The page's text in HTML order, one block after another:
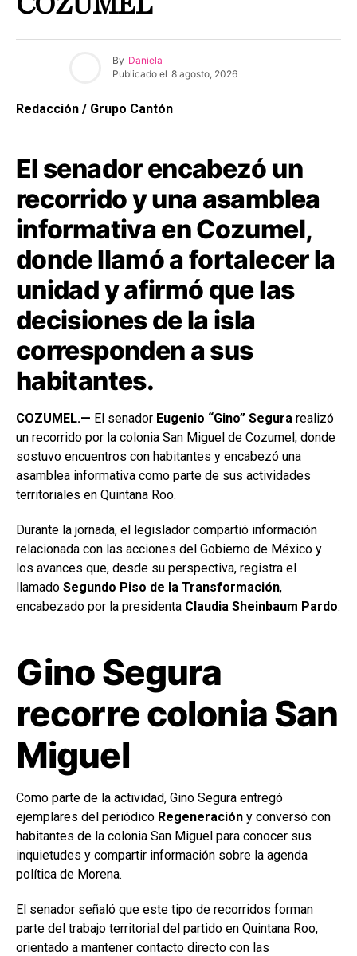
By Daniela
Publicado el 8 agosto, 2026
Redacción / Grupo Cantón
El senador encabezó un
recorrido y una asamblea
informativa en Cozumel,
donde llamó a fortalecer la
unidad y afirmó que las
decisiones de la isla
corresponden a sus
habitantes.
COZUMEL.— El senador Eugenio “Gino” Segura realizó
un recorrido por la colonia San Miguel de Cozumel, donde
sostuvo encuentros con habitantes y encabezó una
asamblea informativa como parte de sus actividades
territoriales en Quintana Roo.
Durante la jornada, el legislador compartió información
relacionada con las acciones del Gobierno de México y
los avances que, desde su perspectiva, registra el
llamado Segundo Piso de la Transformación,
encabezado por la presidenta Claudia Sheinbaum Pardo.
Gino Segura
recorre colonia San
Miguel
Como parte de la actividad, Gino Segura entregó
ejemplares del periódico Regeneración y conversó con
habitantes de la colonia San Miguel para conocer sus
inquietudes y compartir información sobre la agenda
política de Morena.
El senador señaló que este tipo de recorridos forman
parte del trabajo territorial del partido en Quintana Roo,
orientado a mantener contacto directo con las